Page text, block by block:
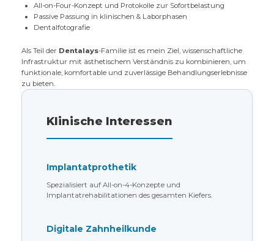
All-on-Four-Konzept und Protokolle zur Sofortbelastung
Passive Passung in klinischen & Laborphasen
Dentalfotografie
Als Teil der Dentalays-Familie ist es mein Ziel, wissenschaftliche
Infrastruktur mit ästhetischem Verständnis zu kombinieren, um
funktionale, komfortable und zuverlässige Behandlungserlebnisse
zu bieten.
Klinische Interessen
Implantatprothetik
Spezialisiert auf All-on-4-Konzepte und
Implantatrehabilitationen des gesamten Kiefers.
Digitale Zahnheilkunde